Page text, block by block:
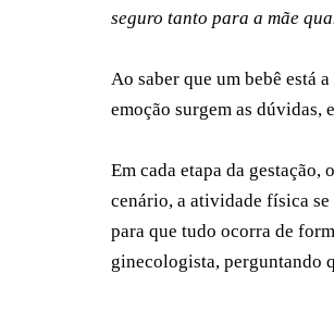
seguro tanto para a mãe
Ao saber que um bebê está
emoção surgem as dúvidas,
Em cada etapa da gestação,
cenário, a atividade física se
para que tudo ocorra de
ginecologista, perguntando